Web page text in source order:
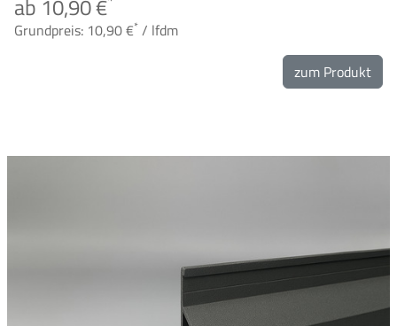
ab 10,90 €
Grundpreis: 10,90 €* / lfdm
zum Produkt